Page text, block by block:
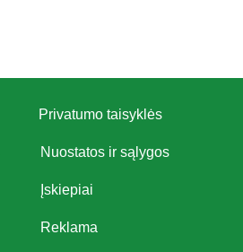
Privatumo taisyklės
Nuostatos ir sąlygos
Įskiepiai
Reklama